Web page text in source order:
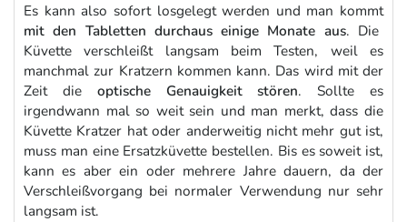
Es kann also sofort losgelegt werden und man kommt
mit den Tabletten durchaus einige Monate aus. Die
Küvette verschleißt langsam beim Testen, weil es
manchmal zur Kratzern kommen kann. Das wird mit der
Zeit die optische Genauigkeit stören. Sollte es
irgendwann mal so weit sein und man merkt, dass die
Küvette Kratzer hat oder anderweitig nicht mehr gut ist,
muss man eine Ersatzküvette bestellen. Bis es soweit ist,
kann es aber ein oder mehrere Jahre dauern, da der
Verschleißvorgang bei normaler Verwendung nur sehr
langsam ist.